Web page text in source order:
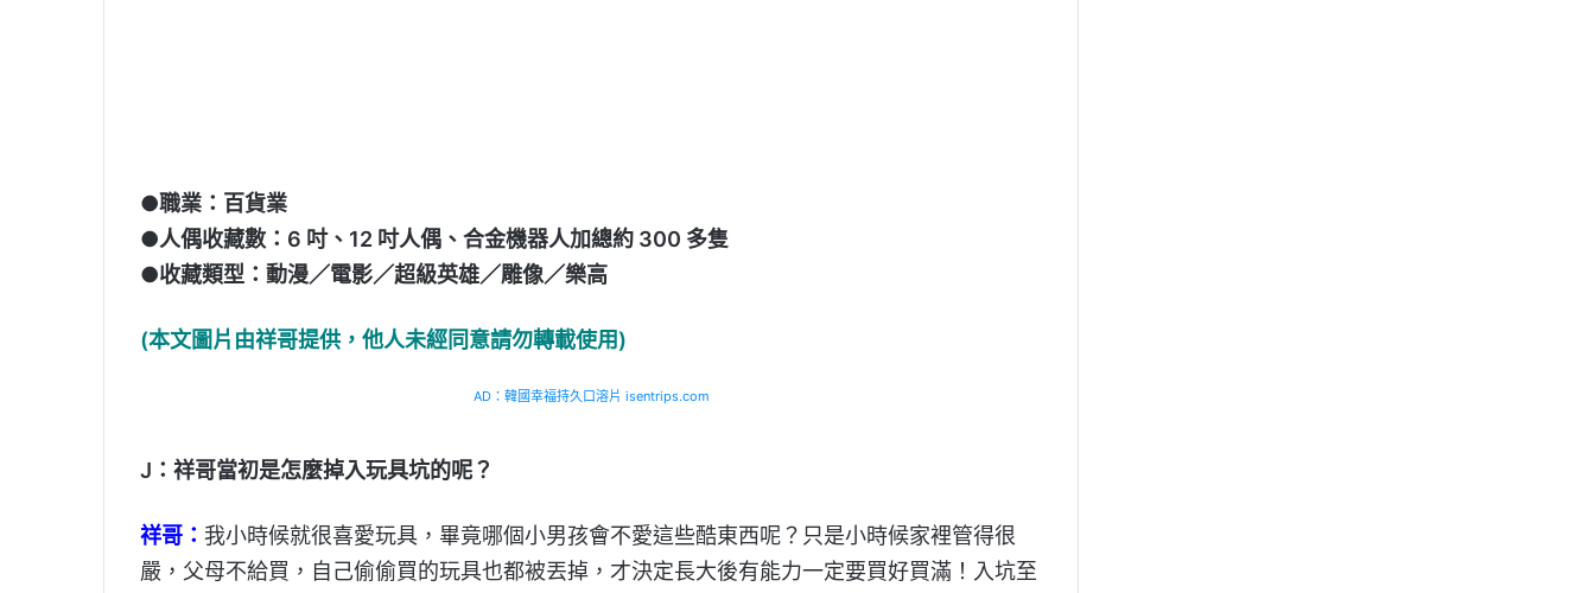
●職業：百貨業
●人偶收藏數：6 吋、12 吋人偶、合金機器人加總約 300 多隻
●收藏類型：動漫／電影／超級英雄／雕像／樂高
(本文圖片由祥哥提供，他人未經同意請勿轉載使用)
AD：韓國幸福持久口溶片 isentrips.com
J：祥哥當初是怎麼掉入玩具坑的呢？
祥哥： 我小時候就很喜愛玩具，畢竟哪個小男孩會不愛這些酷東西呢？只是小時候家裡管得很
嚴，父母不給買，自己偷偷買的玩具也都被丟掉，才決定長大後有能力一定要買好買滿！入坑至